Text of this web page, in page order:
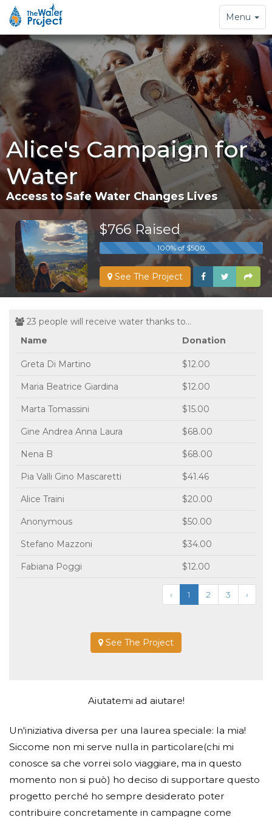
Toggle
navigation
Menu
Alice's Campaign for
Water
Access to Safe Water Changes Lives
$766 Raised
100% of $500
See The Project
23 people will receive water thanks to...
Name
Donation
Greta Di Martino $12.00
Maria Beatrice Giardina $12.00
Marta Tomassini $15.00
Gine Andrea Anna Laura $68.00
Nena B $68.00
Pia Valli Gino Mascaretti $41.46
Alice Traini $20.00
Anonymous $50.00
Stefano Mazzoni $34.00
Fabiana Poggi $12.00
‹ 1 2 3 ›
See The Project
Aiutatemi ad aiutare!
Un'iniziativa diversa per una laurea speciale: la mia!
Siccome non mi serve nulla in particolare(chi mi
conosce sa che vorrei solo viaggiare, ma in questo
momento non si può) ho deciso di supportare questo
progetto perché ho sempre desiderato poter
contribuire concretamente in campagne come